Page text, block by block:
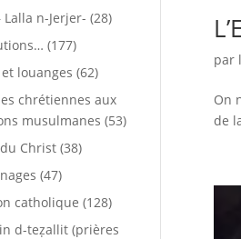
par
On
de
Lalla n-Jerjer- (28)
(177)
louanges (62)
chrétiennes aux
musulmanes (53)
Christ (38)
(47)
catholique (128)
d-teẓallit (prières